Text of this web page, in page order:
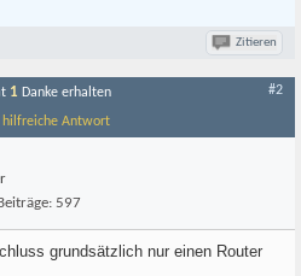
Zitieren
1 Danke erhalten
hilfreiche Antwort
#2
597
grundsätzlich nur einen Router